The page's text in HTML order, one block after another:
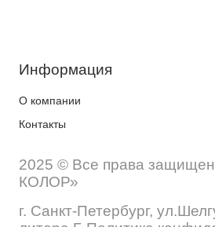
Информация
О компании
Контакты
2025 © Все права
КОЛОР»
г. Санкт-Петербург,